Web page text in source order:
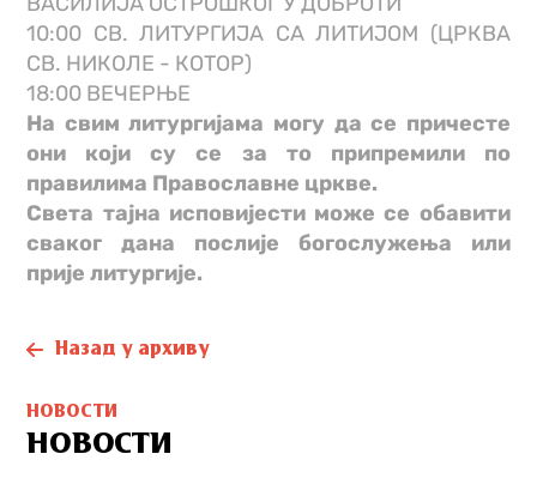
10:00 СВ. ЛИТУРГИЈА СА ЛИТИЈОМ (ЦРКВА
СВ. НИКОЛЕ - КОТОР)
18:00 ВЕЧЕРЊЕ
На свим литургијама могу да се причесте
они који су се за то припремили по
правилима Православне цркве.
Света тајна исповијести може се обавити
сваког дана послије богослужења или
прије литургије.
Назад у архиву
НОВОСТИ
НОВОСТИ